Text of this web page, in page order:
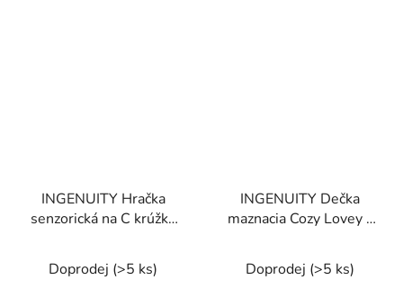
INGENUITY Hračka
senzorická na C krúžku
0m+
Doprodej (>5 ks)
INGENUITY Dečka
maznacia Cozy Lovey –
Doprodej (>5 ks)